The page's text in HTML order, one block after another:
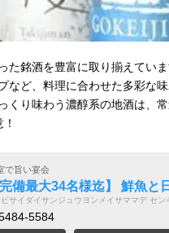
た銘酒を豊富に取り揃えてい
など、料理に合わせた多彩な
くり味わう濃醇系の地酒は、
で旨い宴会
完備最大34名様迄】 鮮魚と
ビサイダイサンジュウヨンメイサママデ セ
5584